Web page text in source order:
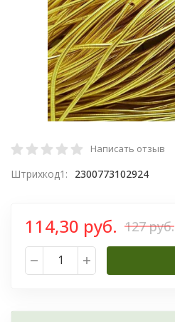
Написать отзыв
Штрихкод1: 2300773102924
114,30 руб. 127 руб.